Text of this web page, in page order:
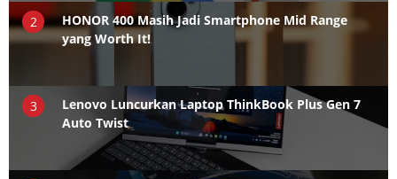
2
HONOR 400 Masih Jadi Smartphone Mid Range
yang Worth It!
3
Lenovo Luncurkan Laptop ThinkBook Plus Gen 7
Auto Twist